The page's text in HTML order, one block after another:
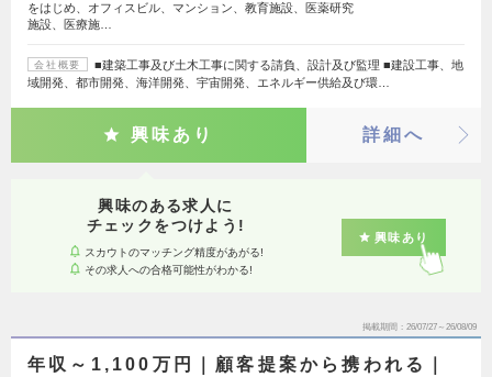
をはじめ、オフィスビル、マンション、教育施設、医薬研究
施設、医療施…
会社概要
■建築工事及び土木工事に関する請負、設計及び監理 ■建設工事、地
域開発、都市開発、海洋開発、宇宙開発、エネルギー供給及び環…
興味あり 詳細へ
興味のある求人に
チェックをつけよう!
スカウトのマッチング精度があがる!
その求人への合格可能性がわかる!
興味あり
掲載期間 26/07/27～26/08/09
年収～1,100万円｜顧客提案から携われる｜